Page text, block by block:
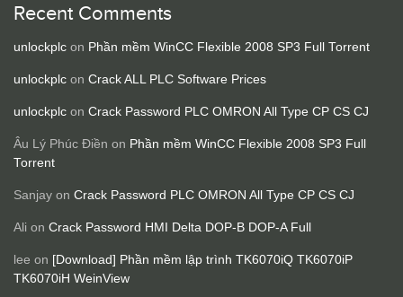
Recent Comments
unlockplc on Phần mềm WinCC Flexible 2008 SP3 Full Torrent
unlockplc on Crack ALL PLC Software Prices
unlockplc on Crack Password PLC OMRON All Type CP CS CJ
Âu Lý Phúc Điền on Phần mềm WinCC Flexible 2008 SP3 Full
Torrent
Sanjay on Crack Password PLC OMRON All Type CP CS CJ
Ali on Crack Password HMI Delta DOP-B DOP-A Full
lee on [Download] Phần mềm lập trình TK6070iQ TK6070iP
TK6070iH WeinView